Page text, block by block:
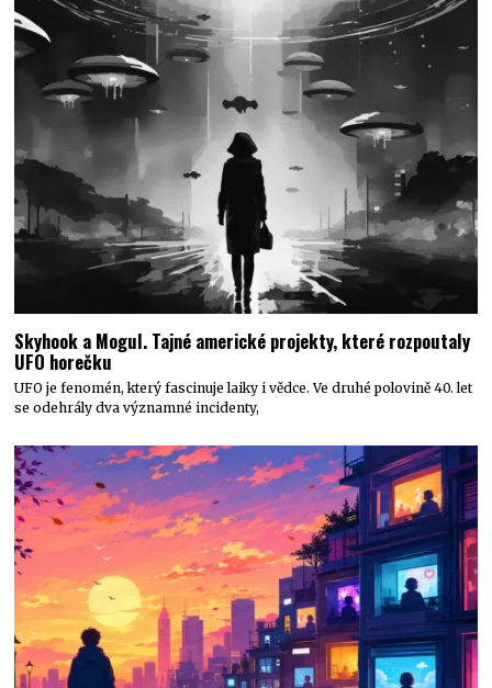
Skyhook a Mogul. Tajné americké projekty, které rozpoutaly
UFO horečku
UFO je fenomén, který fascinuje laiky i vědce. Ve druhé polovině 40. let
se odehrály dva významné incidenty,